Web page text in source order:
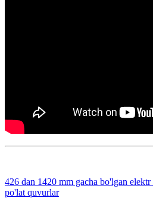
426 dan 1420 mm gacha bo'lgan
po'lat quvurlar